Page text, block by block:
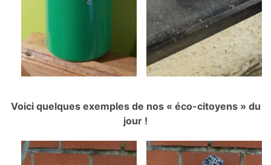
Voici quelques exemples de nos « éco-citoyens » du
jour !